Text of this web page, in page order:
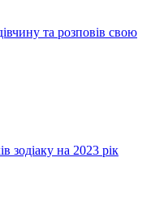
та розповів свою
зодіаку на 2023 рік